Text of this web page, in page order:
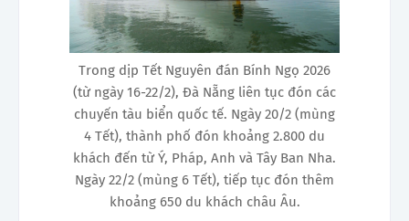
Trong dịp Tết Nguyên đán Bính Ngọ 2026
(từ ngày 16-22/2), Đà Nẵng liên tục đón các
chuyến tàu biển quốc tế. Ngày 20/2 (mùng
4 Tết), thành phố đón khoảng 2.800 du
khách đến từ Ý, Pháp, Anh và Tây Ban Nha.
Ngày 22/2 (mùng 6 Tết), tiếp tục đón thêm
khoảng 650 du khách châu Âu.